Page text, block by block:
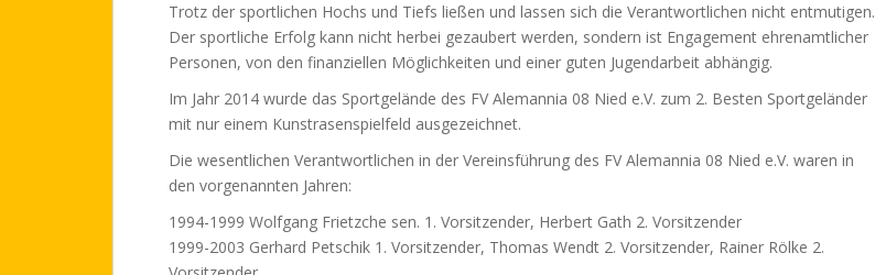
Trotz der sportlichen Hochs und Tiefs ließen und lassen sich die Verantwortlichen nicht entmutigen.
Der sportliche Erfolg kann nicht herbei gezaubert werden, sondern ist Engagement ehrenamtlicher
Personen, von den finanziellen Möglichkeiten und einer guten Jugendarbeit abhängig.
Im Jahr 2014 wurde das Sportgelände des FV Alemannia 08 Nied e.V. zum 2. Besten Sportgeländer
mit nur einem Kunstrasenspielfeld ausgezeichnet.
Die wesentlichen Verantwortlichen in der Vereinsführung des FV Alemannia 08 Nied e.V. waren in
den vorgenannten Jahren:
1994-1999 Wolfgang Frietzche sen. 1. Vorsitzender, Herbert Gath 2. Vorsitzender
1999-2003 Gerhard Petschik 1. Vorsitzender, Thomas Wendt 2. Vorsitzender, Rainer Rölke 2.